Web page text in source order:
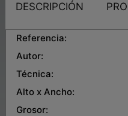
DESCRIPCIÓN
Referencia:
Autor:
Técnica:
Alto x Ancho:
Grosor: